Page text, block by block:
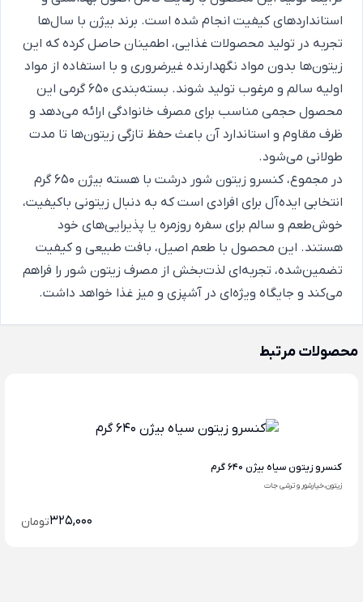
استانداردهای کیفیت انجام شده است. برند بیژن با سال‌ها
تجربه در تولید محصولات غذایی، اطمینان حاصل کرده که این
زیتون‌ها بدون مواد نگهدارنده غیرضروری و با استفاده از مواد
اولیه سالم و مرغوب تولید شوند. بسته‌بندی 650 گرمی این
محصول حجمی مناسب برای مصرف خانوادگی ارائه می‌دهد و
ظرف مقاوم و استاندارد آن باعث حفظ تازگی زیتون‌ها تا مدت
طولانی می‌شود.
در مجموع، کنسرو زیتون شور درشت با هسته بیژن 650 گرم
انتخابی ایده‌آل برای افرادی است که به دنبال زیتونی باکیفیت،
خوش‌طعم و سالم برای سفره روزمره یا پذیرایی‌های خود
هستند. این محصول با طعم اصیل، بافت طبیعی و کیفیت
تضمین‌شده، تجربه‌ای لذت‌بخش از مصرف زیتون شور را فراهم
می‌کند و جایگاه ویژه‌ای در آشپزی و میز غذا خواهد داشت.
محصولات مرتبط
کنسرو زیتون سیاه بیژن 640 گرم
زیتون،خیارشور و ترشی جات
325,000تومان